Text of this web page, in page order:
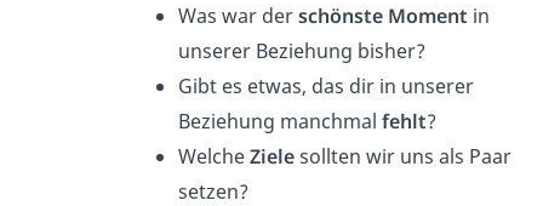
Was war derschönste Moment in
unserer Beziehung bisher?
Gibt es etwas, das dir in unserer
Beziehung manchmal fehlt?
WelcheZielesollten wir uns als Paar
setzen?